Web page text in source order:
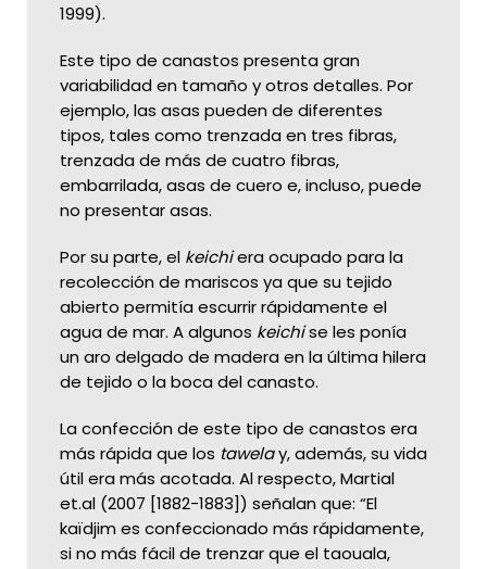
1999).
Este tipo de canastos presenta gran
variabilidad en tamaño y otros detalles. Por
ejemplo, las asas pueden de diferentes
tipos, tales como trenzada en tres fibras,
trenzada de más de cuatro fibras,
embarrilada, asas de cuero e, incluso, puede
no presentar asas.
Por su parte, el keichiera ocupado para la
recolección de mariscos ya que su tejido
abierto permitía escurrir rápidamente el
agua de mar. A algunos keichise les ponía
un aro delgado de madera en la última hilera
de tejido o la boca del canasto.
La confección de este tipo de canastos era
más rápida que los tawelay, además, su vida
útil era más acotada. Al respecto, Martial
et.al (2007 [1882-1883]) señalan que: “El
kaïdjim es confeccionado más rápidamente,
si no más fácil de trenzar que el taouala,